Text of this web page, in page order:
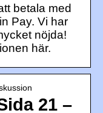
betala med
Pay. Vi har
nöjda!
här.
21 –